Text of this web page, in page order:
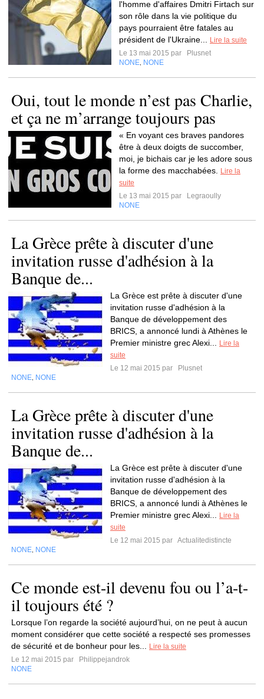
l'homme d'affaires Dmitri Firtach sur
son rôle dans la vie politique du
pays pourraient être fatales au
président de l'Ukraine...
Lire la suite
Le 13 mai 2015 par
Plusnet
NONE NONE
Oui, tout le monde n’est pas Charlie,
et ça ne m’arrange toujours pas
« En voyant ces braves pandores
être à deux doigts de succomber,
moi, je bichais car je les adore sous
la forme des macchabées.
Lire la
suite
Le 13 mai 2015 par
Legraoully
NONE
La Grèce prête à discuter d'une
invitation russe d'adhésion à la
Banque de...
La Grèce est prête à discuter d'une
invitation russe d'adhésion à la
Banque de développement des
BRICS, a annoncé lundi à Athènes le
Premier ministre grec Alexi...
Lire la
suite
Le 12 mai 2015 par
Plusnet
NONE NONE
La Grèce prête à discuter d'une
invitation russe d'adhésion à la
Banque de...
La Grèce est prête à discuter d'une
invitation russe d'adhésion à la
Banque de développement des
BRICS, a annoncé lundi à Athènes le
Premier ministre grec Alexi...
Lire la
suite
Le 12 mai 2015 par Actualitedistincte
NONE NONE
Ce monde est-il devenu fou ou l’a-t-
il toujours été ?
Lorsque l’on regarde la société aujourd’hui, on ne peut à aucun
moment considérer que cette société a respecté ses promesses
de sécurité et de bonheur pour les...
Lire la suite
Le 12 mai 2015 par
Philippejandrok
NONE